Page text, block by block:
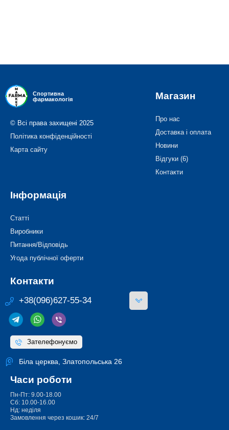
Спортивна
фармакологія
© Всі права захищені 2025
Політика конфіденційності
Карта сайту
Магазин
Про нас
Доставка і оплата
Новини
Відгуки (6)
Контакти
Інформація
Статті
Виробники
Питання/Відповідь
Угода публічної оферти
Контакти
+38(096)627-55-34
Зателефонуємо
Біла церква, Златопольська 26
Часи роботи
Пн-Пт: 9.00-18.00
Сб: 10.00-16.00
Нд: неділя
Замовлення через кошик: 24/7